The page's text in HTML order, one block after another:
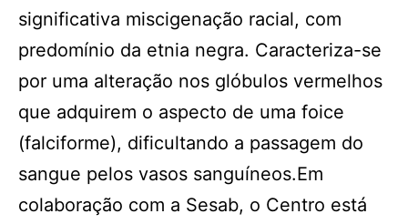
significativa miscigenação racial, com
predomínio da etnia negra. Caracteriza-se
por uma alteração nos glóbulos vermelhos
que adquirem o aspecto de uma foice
(falciforme), dificultando a passagem do
sangue pelos vasos sanguíneos.Em
colaboração com a Sesab, o Centro está